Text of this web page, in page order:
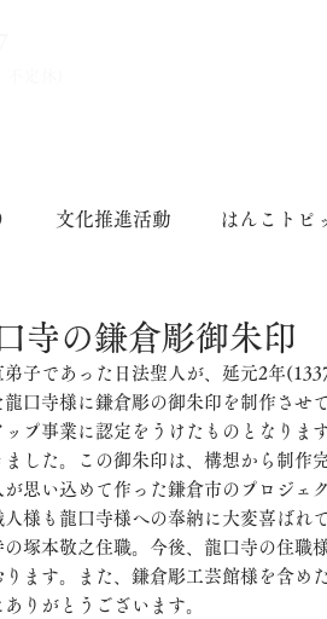
文化推進活動 はんこトピ
寺の鎌倉彫御朱印
弟子であった日法聖人が、延元2年
口寺様に鎌倉彫の御朱印を制作させ
プ事業に認定をうけたものとなります
した。この御朱印は、構想から制作
思い込めて作った鎌倉市のプロジェ
様も龍口寺様への奉納に大変喜ばれ
塚本敬之住職。今後、龍口寺の住職
ります。また、鎌倉彫工芸館様を含め
りがとうございます。